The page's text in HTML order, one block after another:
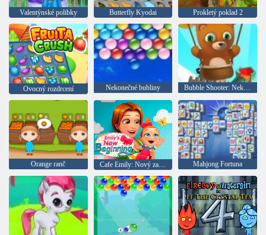
Valentýnské polibky Butterfly Kyodai Prokletý poklad 2
Ovocný rozdrcení Nekonečné bubliny Bubble Shooter: Nekonečno
Orange ranč Cafe Emily: Nový začátek Mahjong Fortuna